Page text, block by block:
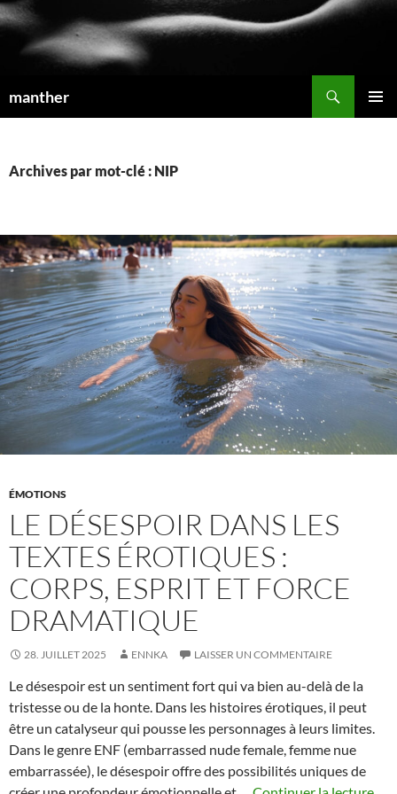
manther
Archives par mot-clé : NIP
ÉMOTIONS
LE DÉSESPOIR DANS LES
TEXTES ÉROTIQUES :
CORPS, ESPRIT ET FORCE
DRAMATIQUE
28. JUILLET 2025 ENNKA LAISSER UN COMMENTAIRE
Le désespoir est un sentiment fort qui va bien au-delà de la
tristesse ou de la honte. Dans les histoires érotiques, il peut
être un catalyseur qui pousse les personnages à leurs limites.
Dans le genre ENF (embarrassed nude female, femme nue
embarrassée), le désespoir offre des possibilités uniques de